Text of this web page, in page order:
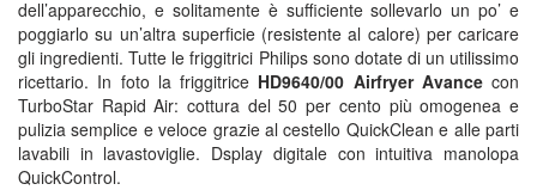
dell’apparecchio, e solitamente è sufficiente sollevarlo un po’ e
poggiarlo su un’altra superficie (resistente al calore) per caricare
gli ingredienti. Tutte le friggitrici Philips sono dotate di un utilissimo
ricettario. In foto la friggitrice HD9640/00 Airfryer Avancecon
TurboStar Rapid Air: cottura del 50 per cento più omogenea e
pulizia semplice e veloce grazie al cestello QuickClean e alle parti
lavabili in lavastoviglie. Dsplay digitale con intuitiva manolopa
QuickControl.